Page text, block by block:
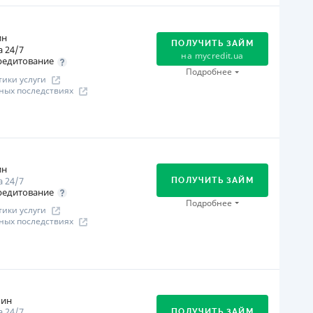
Онлайн (через сайт или интернет-банкинг)
НБУ
НБУ № 195
информация о кредите
24/7
услуги
последствиях
ПОЛУЧИТЬ ЗАЙМ
на mycredit.ua
Подробнее
Через отделения банков-партнеров
Через терминалы самообслуживания
В кассах и терминалах отделений
Через терминалы Приватбанка
24/7
услуги
последствиях
ПОЛУЧИТЬ ЗАЙМ
Подробнее
Оплата на расчетный счёт